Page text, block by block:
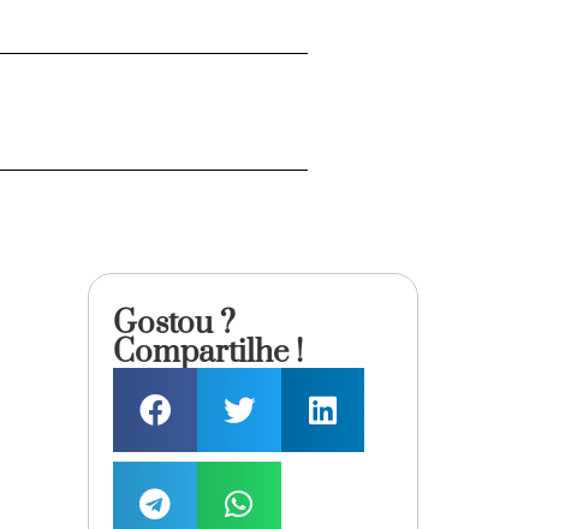
Gostou ?
Compartilhe !